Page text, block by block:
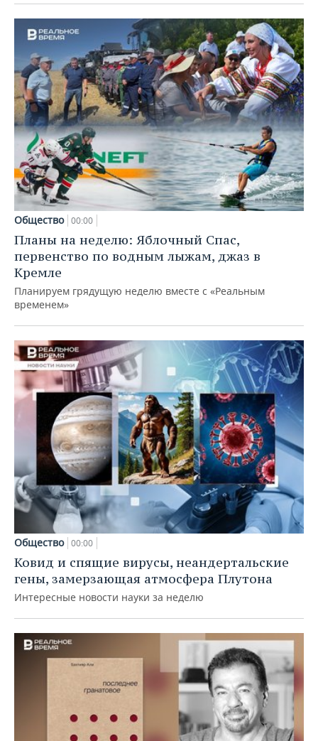
Общество 00:00
Планы на неделю: Яблочный Спас,
первенство по водным лыжам, джаз в
Кремле
Планируем грядущую неделю вместе с «Реальным
временем»
Общество 00:00
Ковид и спящие вирусы, неандертальские
гены, замерзающая атмосфера Плутона
Интересные новости науки за неделю